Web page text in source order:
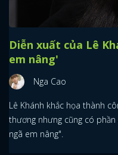
Diễn xuất của Lê
em nâng'
Nga Cao
Lê Khánh khắc họa thành
thương nhưng cũng có
ngã em nâng".